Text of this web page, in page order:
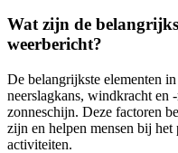
Wat zijn de
weerbericht?
De belangrijkste elementen
neerslagkans, windkracht en
zonneschijn. Deze factoren
zijn en helpen mensen bij
activiteiten.